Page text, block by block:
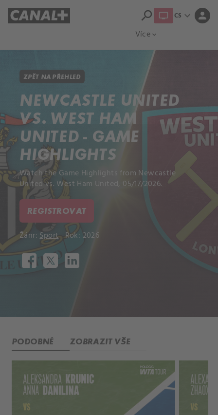
Více expand_more
search CS expand_more person
ZPĚT NA PŘEHLED
NEWCASTLE UNITED
VS. WEST HAM
UNITED - GAME
HIGHLIGHTS
Watch the Game Highlights from Newcastle
United vs. West Ham United, 05/17/2026.
REGISTROVAT
Žánr:Sport Rok: 2026
PODOBNÉ ZOBRAZIT VŠE